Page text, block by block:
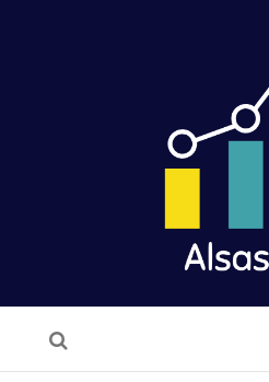
Alsasys